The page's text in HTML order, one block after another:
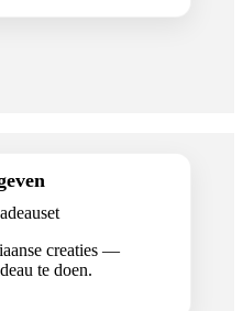
creaties —
te doen.